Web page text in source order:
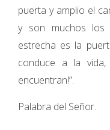
puerta y amplio el
y son muchos los
estrecha es la
conduce a la
encuentran!”.
Palabra del Señor.